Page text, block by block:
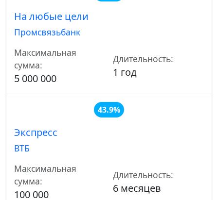
На любые цели
Промсвязьбанк
Максимальная
сумма:
5 000 000
Длительность:
1 год
43.9%
Экспресс
ВТБ
Максимальная
сумма:
100 000
Длительность:
6 месяцев